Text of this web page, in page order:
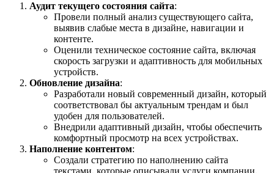
Аудит текущего состояния сайта:
Провели полный анализ существующего сайта,
выявив слабые места в дизайне, навигации и
контенте.
Оценили техническое состояние сайта, включая
скорость загрузки и адаптивность для мобильных
устройств.
Обновление дизайна:
Разработали новый современный дизайн, который
соответствовал бы актуальным трендам и был
удобен для пользователей.
Внедрили адаптивный дизайн, чтобы обеспечить
комфортный просмотр на всех устройствах.
Наполнение контентом:
Создали стратегию по наполнению сайта